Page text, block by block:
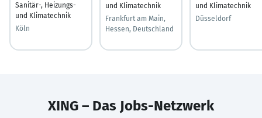
Sanitär-, Heizungs-
und Klimatechnik
Köln
und Klimatechnik
Frankfurt am Main,
Hessen, Deutschland
und Klimatechnik
Düsseldorf
XING – Das Jobs-Netzwerk